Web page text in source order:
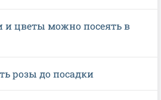
и цветы можно посеять в
розы до посадки